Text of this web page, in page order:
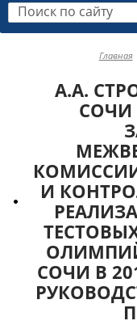
Поиск по сайту
Главная
А.А.
СОЧИ
И
СОЧИ В